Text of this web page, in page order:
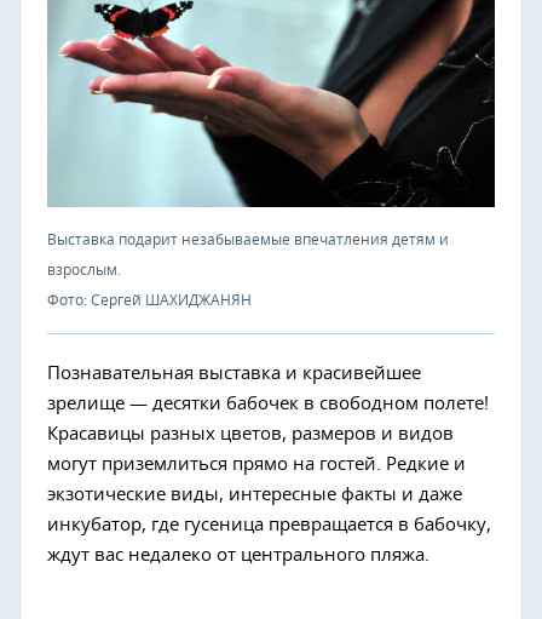
Выставка подарит незабываемые впечатления детям и
взрослым.
Фото: Сергей ШАХИДЖАНЯН
Познавательная выставка и красивейшее
зрелище — десятки бабочек в свободном полете!
Красавицы разных цветов, размеров и видов
могут приземлиться прямо на гостей. Редкие и
экзотические виды, интересные факты и даже
инкубатор, где гусеница превращается в бабочку,
ждут вас недалеко от центрального пляжа.